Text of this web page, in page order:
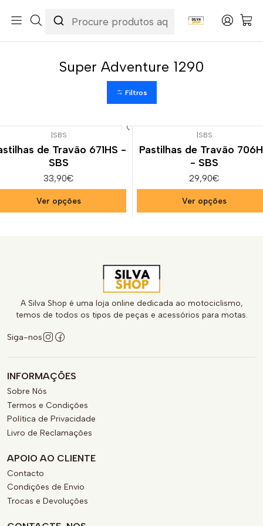
Suspensão & Travões
Pastilhas de Travão
KTM
Super Adventure 1290
Super Adventure 1290
Filtros
|SBS
de Travão 671HS -
SBS
33,90€
Ver opções
|SBS
Pastilhas de Travão
- SBS
29,90€
Ver opções
A Silva Shop é uma loja online dedicada ao motociclismo,
temos de todos os tipos de peças e acessórios para motas.
Siga-nos
INFORMAÇÕES
Sobre Nós
Termos e Condições
Política de Privacidade
Livro de Reclamações
APOIO AO CLIENTE
Contacto
Condições de Envio
Trocas e Devoluções